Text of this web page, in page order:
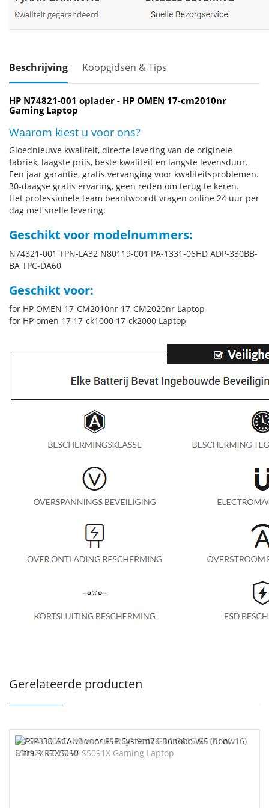
Beschrijving Koopgidsen & Tips
HP N74821-001 oplader - HP OMEN 17-cm2010nr
Gaming Laptop
Waarom kiest u voor ons?
Gloednieuwe kwaliteit, directe levering van de originele
fabriek, laagste prijs, beste kwaliteit en langste levensduur.
Een jaar garantie, gratis vervanging voor kwaliteitsproblemen.
30-daagse gratis ervaring, geen reden om terug te keren.
Het professionele team beantwoordt vragen online 24 uur per
dag met snelle levering.
Geschikt voor modelnummers:
N74821-001 TPN-LA32 N80119-001 PA-1331-06HD ADP-330BB-
BA TPC-DA60
Geschikt voor:
for HP OMEN 17-CM2010nr 17-CM2020nr Laptop
for HP omen 17 17-ck1000 17-ck2000 Laptop
Gerelateerde producten